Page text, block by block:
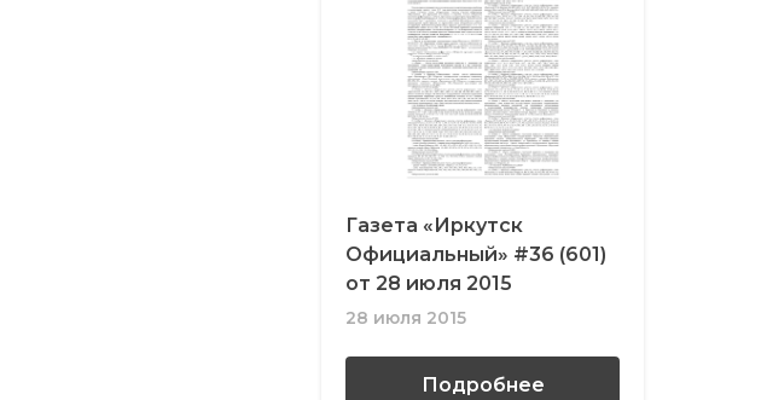
Газета «Иркутск
Официальный» #36 (601)
от 28 июля 2015
28 июля 2015
Подробнее